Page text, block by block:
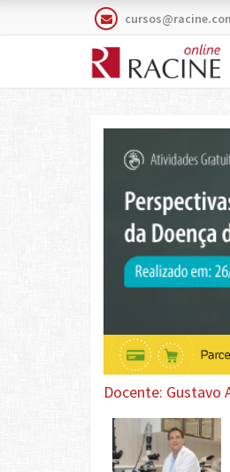
Docente: Gustavo